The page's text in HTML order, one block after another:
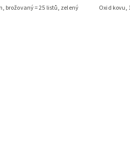
brožovaný = 25 listů, zelený Oxid kovu,